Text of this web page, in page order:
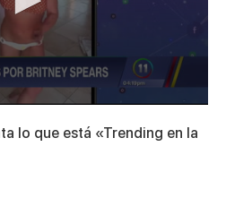
lo que está «Trending en la